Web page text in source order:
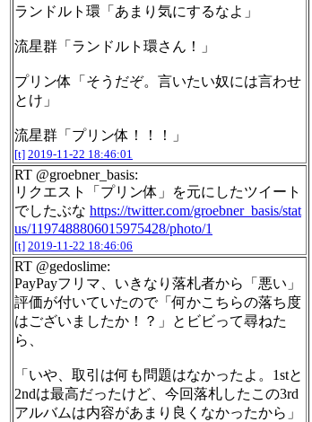
ランドルト環「あまり気にするなよ」
流星群「ランドルト環さん！」
プリン体「そうだぞ。言いたい奴には言わせ
とけ」
流星群「プリン体！！！」
[t] 2019-11-22 18:46:01
RT @groebner_basis:
リクエスト「プリン体」を元にしたツイート
でしたぶな https://twitter.com/groebner_basis/stat
us/1197488806015975428/photo/1
[t] 2019-11-22 18:46:06
RT @gedoslime:
PayPayフリマ、いきなり落札者から「悪い」
評価が付いていたので「何かこちらの落ち度
はございましたか！？」とビビって尋ねた
ら、
「いや、取引は何も問題はなかったよ。1stと
2ndは最高だったけど、今回落札したこの3rd
アルバムは内容があまり良くなかったから」